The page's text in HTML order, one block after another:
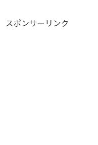
スポンサーリンク